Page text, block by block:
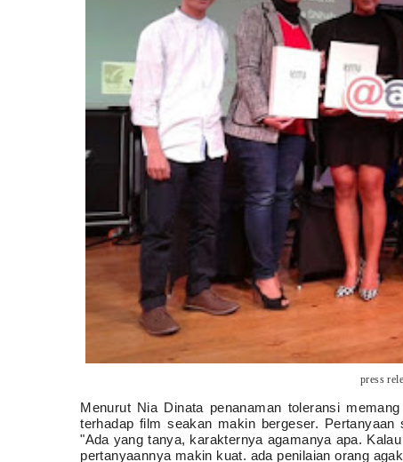
press
Menurut Nia Dinata penanaman toleransi
terhadap film seakan makin bergeser.
"Ada yang tanya, karakternya agamanya apa.
pertanyaannya makin kuat. ada penilaian orang